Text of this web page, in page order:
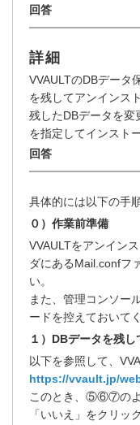
詳細
VVAULTのDBデータ
を残してアンインス
残したDBデータを変
を指定してインスト
具体的には以下の手
０）作業前準備
VVAULTをアンイン
ダにあるMail.confフ
い。
また、管理コンソー
ードを控えておいて
１）DBデータを残
以下を参照して、
https://vvault.jp/
このとき、⑤⑥⑦のよ
「いいえ」をクリッ